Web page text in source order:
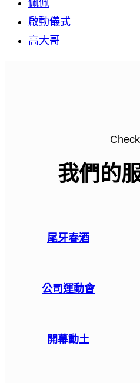
佩佩
啟動儀式
高大哥
我們的
尾牙春酒
公司運動會
開幕動土